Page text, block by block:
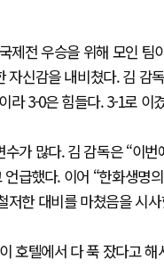
제전 우승을 위해 모인
신감을 내비쳤다. 김 감
라 3-0은 힘들다. 3-1로
가 많다. 김 감독은 “이
급했다. 이어 “한화생명
저한 대비를 마쳤음을 시
호텔에서 다 푹 잤다고